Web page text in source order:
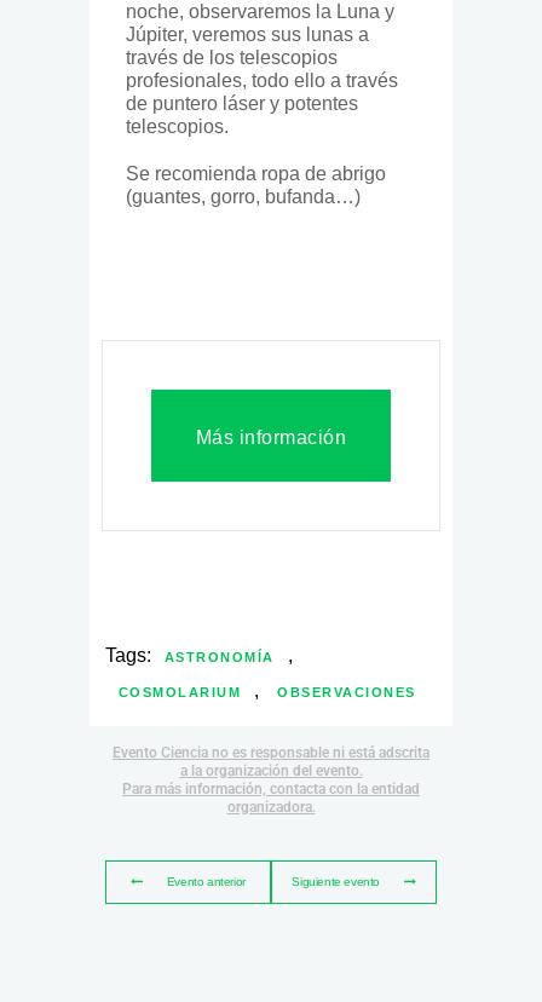
noche, observaremos la Luna y
Júpiter, veremos sus lunas a
través de los telescopios
profesionales, todo ello a través
de puntero láser y potentes
telescopios.
Se recomienda ropa de abrigo
(guantes, gorro, bufanda…)
Más información
Tags: ASTRONOMÍA ,
COSMOLARIUM , OBSERVACIONES
Evento Ciencia no es responsable ni está adscrita
a la organización del evento.
Para más información, contacta con la entidad
organizadora.
Evento anterior Siguiente evento